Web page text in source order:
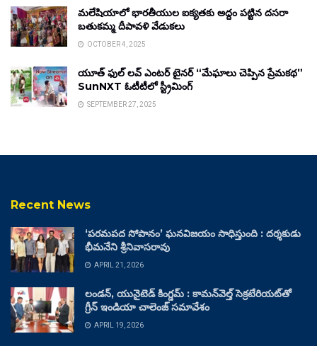
మలేషియాలో భారతీయుల ఐక్యతకు అద్దం పట్టిన దసరా
బతుకమ్మ దీపావళి వేడుకలు
OCTOBER 4, 2025
యూత్ ఫుల్ లవ్ ఎంటర్ టైనర్ “మేఘాలు చెప్పిన ప్రేమకథ”
SunNXT ఓటీటీలో స్ట్రీమింగ్
SEPTEMBER 27, 2025
Recent News
‘పరమపద సోపానం’ ఘనవిజయం సాధిస్తుంది : దర్శకుడు
భీమనేని శ్రీనివాసరావు
APRIL 21, 2026
లండన్, యునైటెడ్ కింగ్డమ్ : కామన్‌వెల్త్ సెక్రటేరియట్‌తో
గ్రీన్ ఇండియా చాలెంజ్ సమావేశం
APRIL 19, 2026